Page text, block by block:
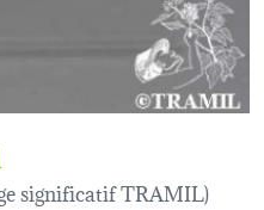
significatif TRAMIL)